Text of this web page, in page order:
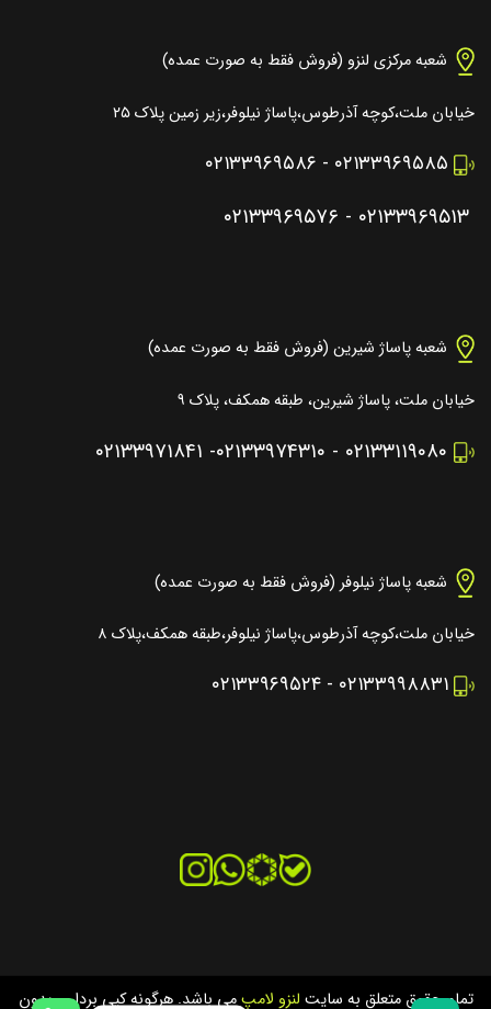
شعبه مرکزی لنزو (فروش فقط به صورت عمده)
خیابان ملت،کوچه آذرطوس،پاساژ نیلوفر،زیر زمین پلاک ۲۵
۰۲۱۳۳۹۶۹۵۸۵ - ۰۲۱۳۳۹۶۹۵۸۶
۰۲۱۳۳۹۶۹۵۱۳ - ۰۲۱۳۳۹۶۹۵۷۶
شعبه پاساژ شیرین (فروش فقط به صورت عمده)
خیابان ملت، پاساژ شیرین، طبقه همکف، پلاک ۹
۰۲۱۳۳۱۱۹۰۸۰ - ۰۲۱۳۳۹۷۴۳۱۰- ۰۲۱۳۳۹۷۱۸۴۱
شعبه پاساژ نیلوفر (فروش فقط به صورت عمده)
خیابان ملت،کوچه آذرطوس،پاساژ نیلوفر،طبقه همکف،پلاک ۸
۰۲۱۳۳۹۹۸۸۳۱ - ۰۲۱۳۳۹۶۹۵۲۴
تمام حقوق متعلق به سایت لنزو لامپمی باشد. هرگونه کپی برداری بدون